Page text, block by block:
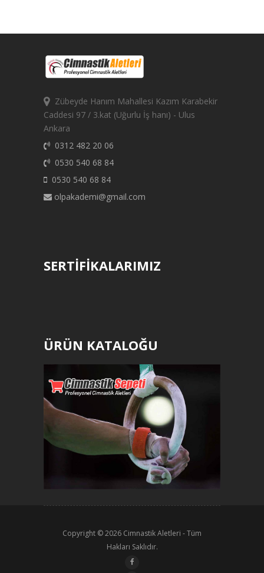
Zübeyde Hanım Mahallesi Kazım Karabekir
Caddesi 97 / 3.kat (Uğurlu İş hanı) - Ulus
Ankara
0312 482 20 06
0530 540 68 84
0530 540 68 84
olpakademi@gmail.com
SERTİFİKALARIMIZ
ÜRÜN KATALOĞU
Copyright © 2026 Cimnastik Aletleri - Tüm
Hakları Saklıdır.